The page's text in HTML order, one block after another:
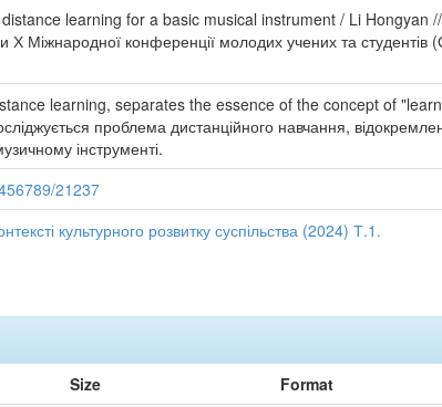
learning for a basic musical instrument / Li Hongyan //
Х Міжнародної конференції молодих учених та
learning, separates the essence of the concept of
проблема дистанційного навчання,
інструменті.
21237
культурного розвитку суспільства (2024) Т.1.
Size Format